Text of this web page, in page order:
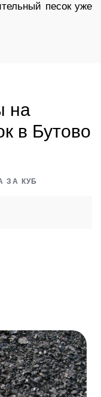
песок уже
на
в Бутово
ЗА КУБ